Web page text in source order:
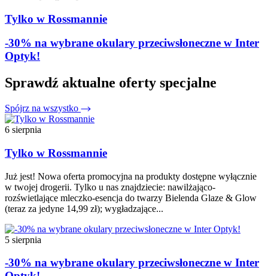
Tylko w Rossmannie
-30% na wybrane okulary przeciwsłoneczne w Inter
Optyk!
Sprawdź aktualne oferty specjalne
Spójrz na wszystko
6 sierpnia
Tylko w Rossmannie
Już jest! Nowa oferta promocyjna na produkty dostępne wyłącznie
w twojej drogerii. Tylko u nas znajdziecie: nawilżająco-
rozświetlające mleczko-esencja do twarzy Bielenda Glaze & Glow
(teraz za jedyne 14,99 zł); wygładzające...
5 sierpnia
-30% na wybrane okulary przeciwsłoneczne w Inter